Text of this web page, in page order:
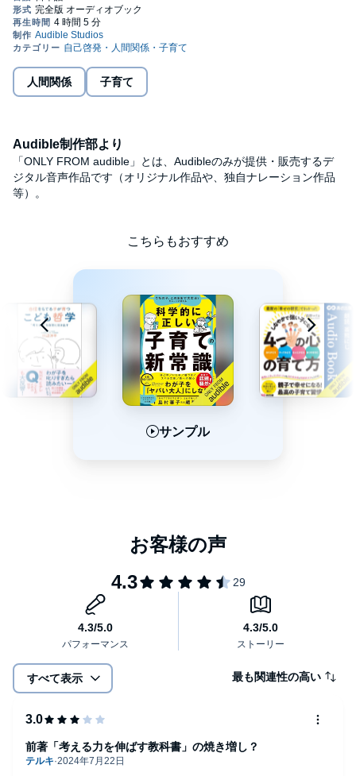
・子育てですぐイライラしない方法は？
・子どもの人間関係とか心の成長をどうやって育てたらいい？
本書ではそれぞれの問いを各章ごとに詳しく考えていきます。
私はスタンフォード大学にある中高一貫校の校長を勤めていま
名前はスタンフォード・オンラインハイスクール。創立18年にな
近年、オンラインの学校でありながら、全米トップ校の一つとし
て認知されるようになりました。
そういった仕事柄、子育ての研究、実践が毎日の日課となってい
ます。
世界屈指のスタンフォード大学という「地の利」もいかして、最
にシンプルな形で発信もしています。
世界の子育てフロンティアから、子どもの心と知能を効果的に伸
ばす方法をいち早く皆様にお届けするのが本書の目的です。
序章 「いい子育て」は疑って「科学的子育て」から始めよう
第１章 子どもの脳と心について知っておくべきこと
人間関係 子育て
Audible制作部より
「ONLY FROM audible」とは、Audibleのみが提供・販売するデ
ジタル音声作品です（オリジナル作品や、独自ナレーション作品
等）。
こちらもおすすめ
サンプル
すべて表示 最も関連性の高い
前著「考える力を伸ばす教科書」の焼き増し？